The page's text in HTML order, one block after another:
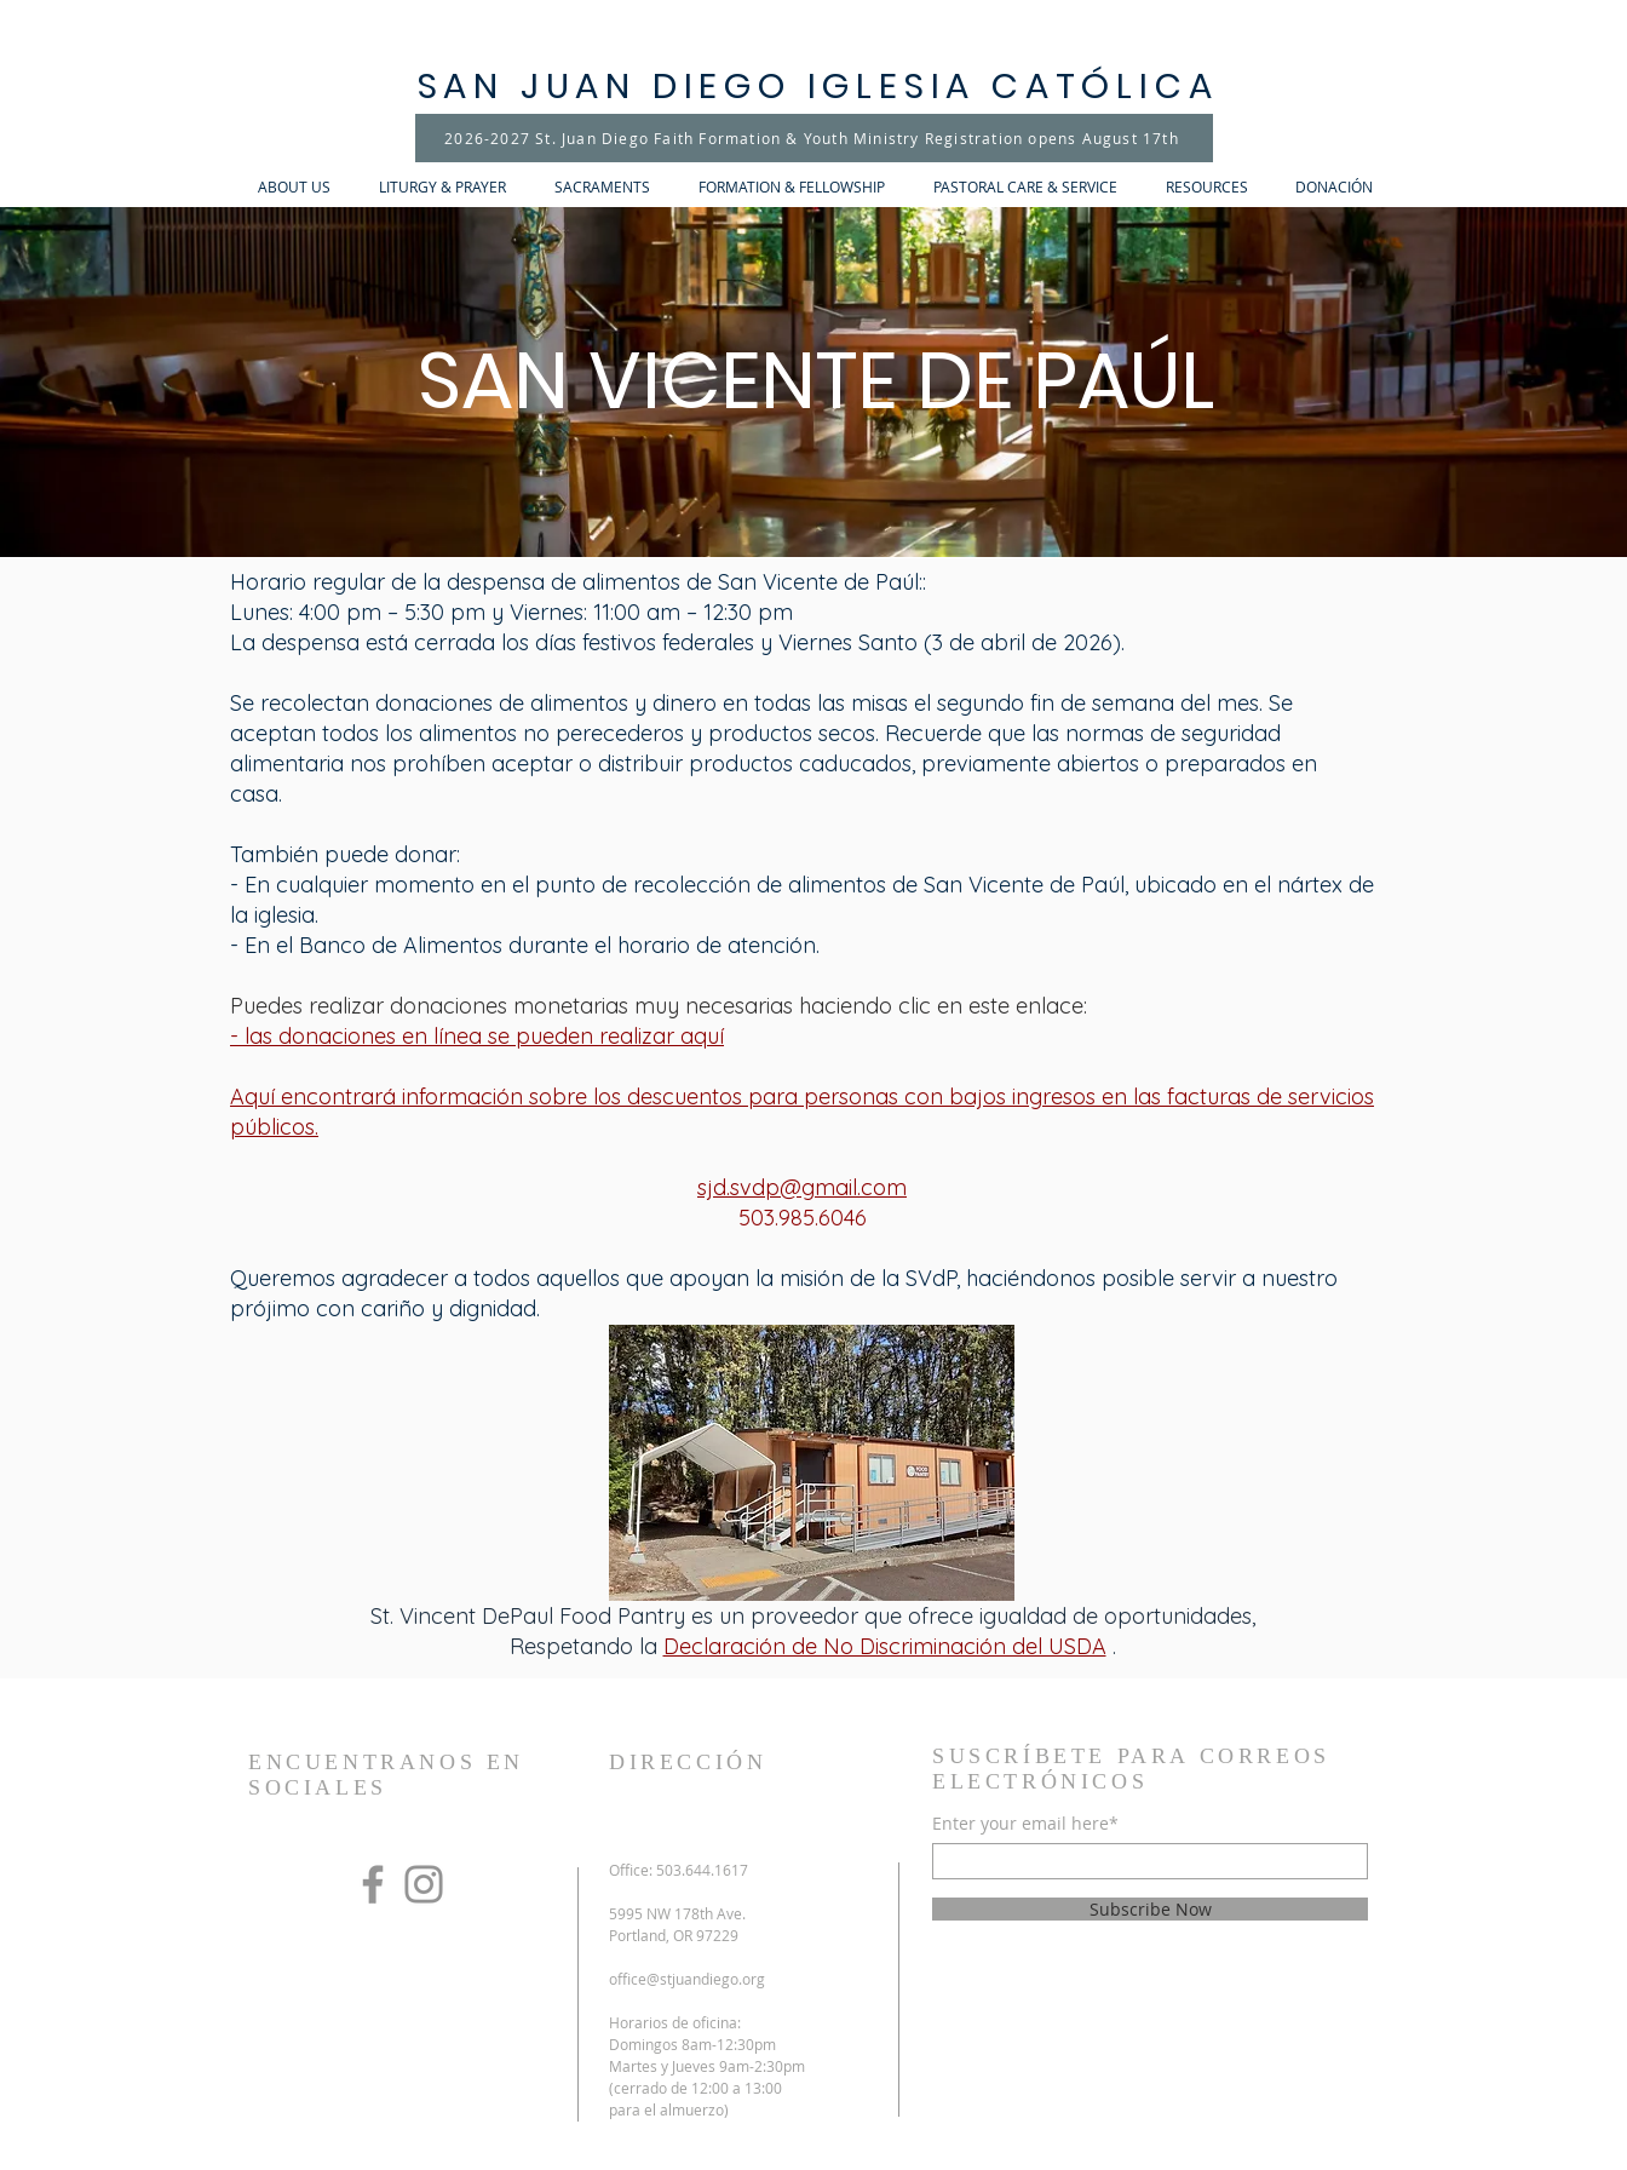
SAN JUAN DIEGO IGLESIA CATÓLICA
2026-2027 St. Juan Diego Faith Formation & Youth Ministry Registration opens August 17th
ABOUT US LITURGY & PRAYER SACRAMENTS FORMATION & FELLOWSHIP PASTORAL CARE & SERVICE RESOURCES DONACIÓN
SAN VICENTE DE PAÚL
Horario regular de la despensa de alimentos de San Vicente de Paúl::
Lunes: 4:00 pm – 5:30 pm y Viernes: 11:00 am – 12:30 pm
​La despensa está cerrada los días festivos federales y Viernes Santo (3 de abril de 2026).
Se recolectan donaciones de alimentos y dinero en todas las misas el segundo fin de semana del mes. Se
aceptan todos los alimentos no perecederos y productos secos. Recuerde que las normas de seguridad
alimentaria nos prohíben aceptar o distribuir productos caducados, previamente abiertos o preparados en
casa.
También puede donar:
- En cualquier momento en el punto de recolección de alimentos de San Vicente de Paúl, ubicado en el nártex de
la iglesia.
- En el Banco de Alimentos durante el horario de atención.
Puedes realizar donaciones monetarias muy necesarias haciendo clic en este enlace:
- las donaciones en línea se pueden realizar aquí
Aquí encontrará información sobre los descuentos para personas con bajos ingresos en las facturas de servicios
públicos.
sjd.svdp@gmail.com
503.985.6046
Queremos agradecer a todos aquellos que apoyan la misión de la SVdP, haciéndonos posible servir a nuestro
prójimo con cariño y dignidad.
St. Vincent DePaul Food Pantry es un proveedor que ofrece igualdad de oportunidades,
Respetando la Declaración de No Discriminación del USDA .
ENCUENTRANOS EN
SOCIALES
DIRECCIÓN
Office: 503.644.1617
5995 NW 178th Ave.
Portland, OR 97229
office@stjuandiego.org
Horarios de oficina:
Domingos 8am-12:30pm
Martes y Jueves 9am-2:30pm
(cerrado de 12:00 a 13:00
para el almuerzo)
SUSCRÍBETE PARA CORREOS
ELECTRÓNICOS
Enter your email here*
Subscribe Now